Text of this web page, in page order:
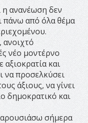
η ανανέωση δεν
πάνω από όλα θέμα
ανοιχτό
νέο μοντέρνο
και
να προσελκύσει
άξιους, να γίνει
δημοκρατικό και
σήμερα